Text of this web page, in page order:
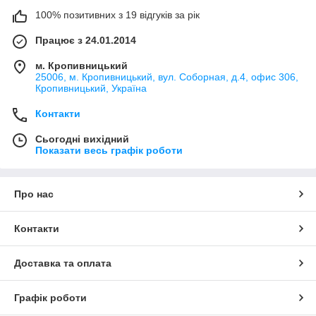
100% позитивних з 19 відгуків за рік
Працює з 24.01.2014
м. Кропивницький
25006, м. Кропивницький, вул. Соборная, д.4, офис 306,
Кропивницький, Україна
Контакти
Сьогодні вихідний
Показати весь графік роботи
Про нас
Контакти
Доставка та оплата
Графік роботи